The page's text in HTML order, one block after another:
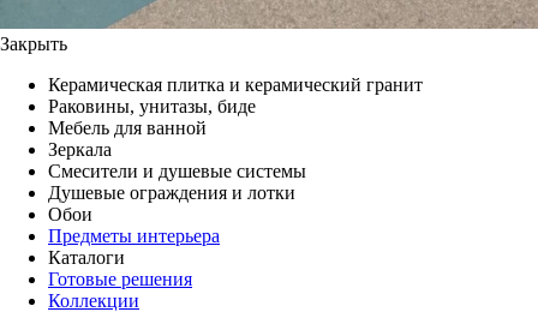
Закрыть
Керамическая плитка и керамический гранит
Раковины, унитазы, биде
Мебель для ванной
Зеркала
Смесители и душевые системы
Душевые ограждения и лотки
Обои
Предметы интерьера
Каталоги
Готовые решения
Коллекции